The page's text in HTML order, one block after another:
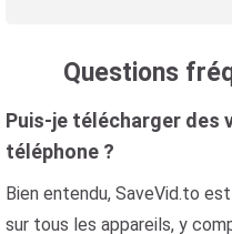
Questions
Puis-je télécharger des
téléphone ?
Bien entendu, SaveVid.to
sur tous les appareils, y